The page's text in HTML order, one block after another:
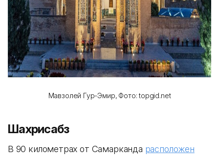
Мавзолей Гур-Эмир, Фото: topgid.net
Шахрисабз
В 90 километрах от Самарканда расположен